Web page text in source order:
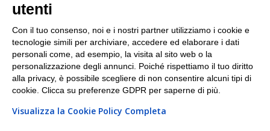
I nostri punti di ritiro e spedizione pacchi nelle
maggiori città italiane
Torino|Milano|Roma|Bologna|Firenze| Genova
Napoli|Varese
utenti
Con il tuo consenso, noi e i nostri partner utilizziamo i cookie e
tecnologie simili per archiviare, accedere ed elaborare i dati
personali come, ad esempio, la visita al sito web o la
personalizzazione degli annunci. Poiché rispettiamo il tuo diritto
alla privacy, è possibile scegliere di non consentire alcuni tipi di
cookie. Clicca su preferenze GDPR per saperne di più.
Visualizza la Cookie Policy Completa